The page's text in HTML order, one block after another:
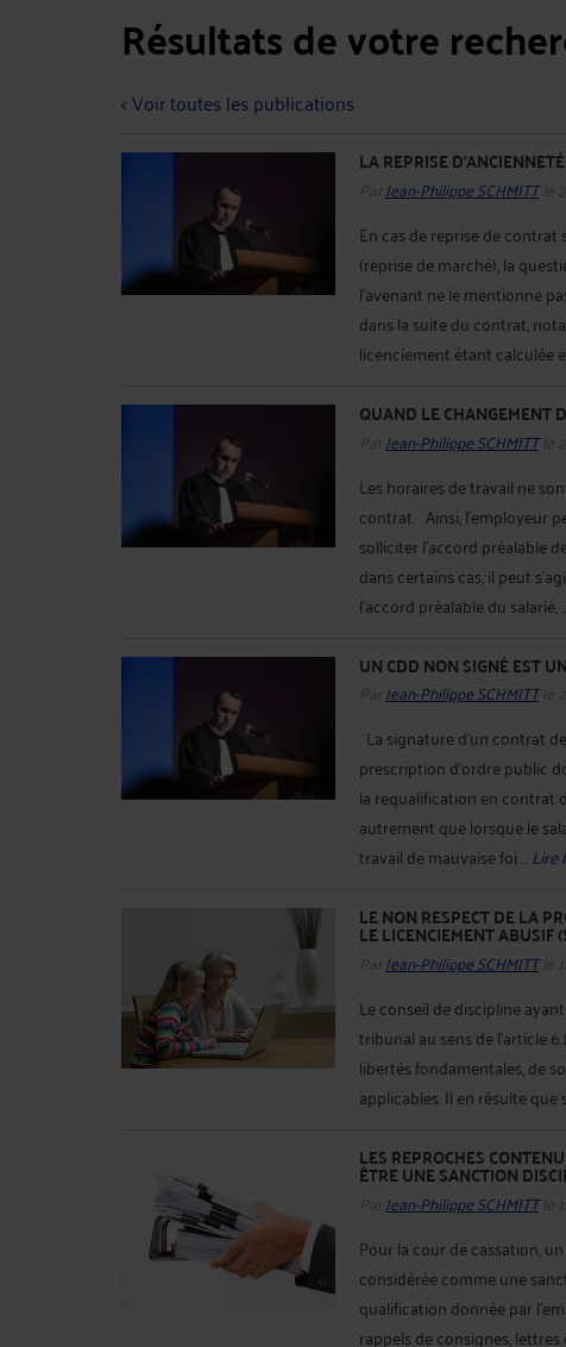
Résultats de votre
< Voir toutes les publications
LA REPRISE D'ANCIENNETÉ
Par Jean-Philippe SCHMITTle
En cas de reprise de contrat
(reprise de marché), la
l’avenant ne le mentionne
dans la suite du contrat,
licenciement étant calculée
QUAND LE CHANGEMENT
Par Jean-Philippe SCHMITTle
Les horaires de travail ne
contrat. Ainsi, l’employeur
solliciter l’accord préalable
dans certains cas, il peut
l’accord préalable du salarié,
UN CDD NON SIGNÉ EST
Par Jean-Philippe SCHMITTle
La signature d'un contrat
prescription d'ordre public
la requalification en contrat
autrement que lorsque le
travail de mauvaise foi ...Lire
LE NON RESPECT DE LA
LE LICENCIEMENT ABUSIF
Par Jean-Philippe SCHMITTle
Le conseil de discipline
tribunal au sens de l'article
libertés fondamentales, de
applicables. Il en résulte que
LES REPROCHES
ÊTRE UNE SANCTION
Par Jean-Philippe SCHMITTle
Pour la cour de cassation,
considérée comme une
qualification donnée par
rappels de consignes, lettres